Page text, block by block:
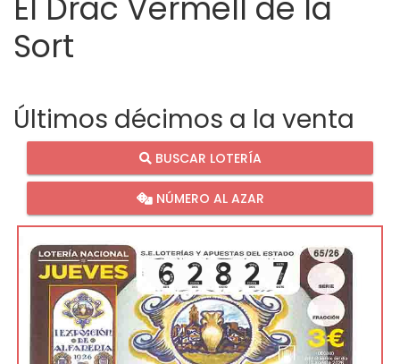
Sort
Últimos décimos a la venta
BUSCAR LOTERÍA
NÚMERO AL AZAR